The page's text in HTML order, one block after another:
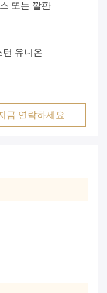
또는 깔판
턴 유니온
금 연락하세요